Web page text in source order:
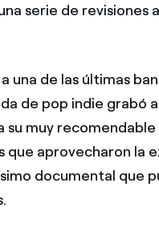
serie de revisiones
una de las últimas
de pop indie grabó
su muy
que aprovecharon la
documental que